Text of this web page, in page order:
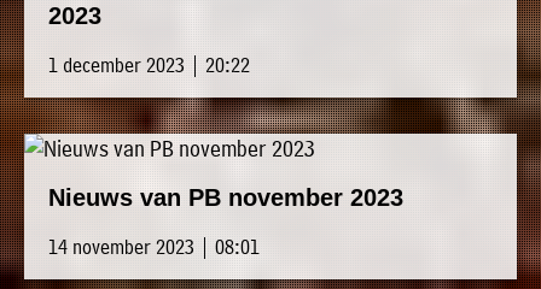
2023
1 december 2023 | 20:22
Nieuws van PB november 2023
14 november 2023 | 08:01